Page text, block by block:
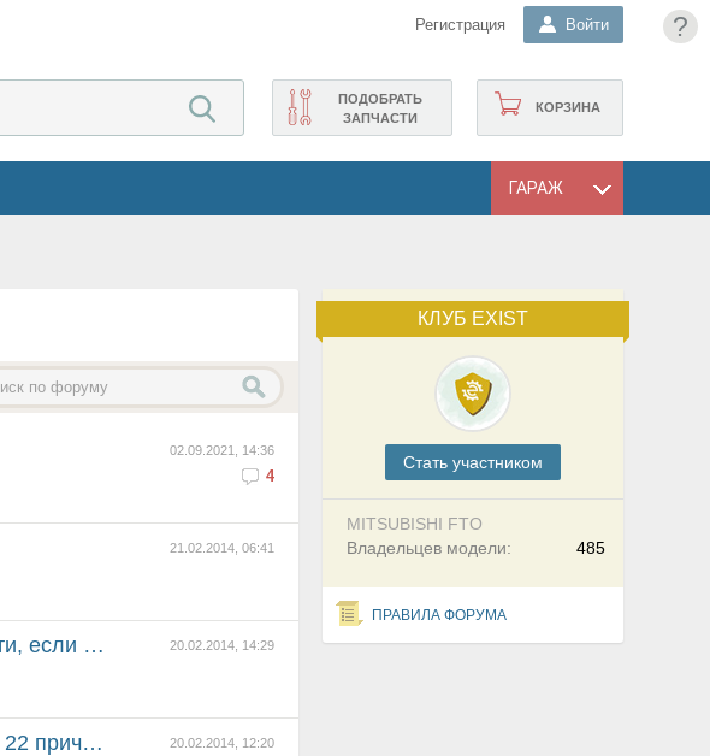
?
Регистрация Войти
КОРЗИНА
ПОДОБРАТЬ
ЗАПЧАСТИ
ГАРАЖ
КЛУБ EXIST
Cтать участником
MITSUBISHI FTO
485
Владельцев модели:
ПРАВИЛА ФОРУМА
02.09.2021, 14:36
4
21.02.2014, 06:41
20.02.2014, 14:29
судит...
20.02.2014, 12:20